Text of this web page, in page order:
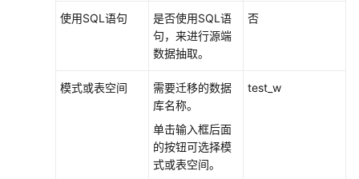
使用SQL语句
是否使用SQL语
句，来进行源端
数据抽取。
否
模式或表空间
需要迁移的数据
库名称。
单击输入框后面
的按钮可选择模
式或表空间。
test_w